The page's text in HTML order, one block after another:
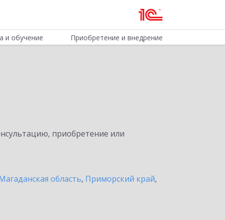
и обучение Приобретение и внедрение
приобретение или
область, Приморский край,